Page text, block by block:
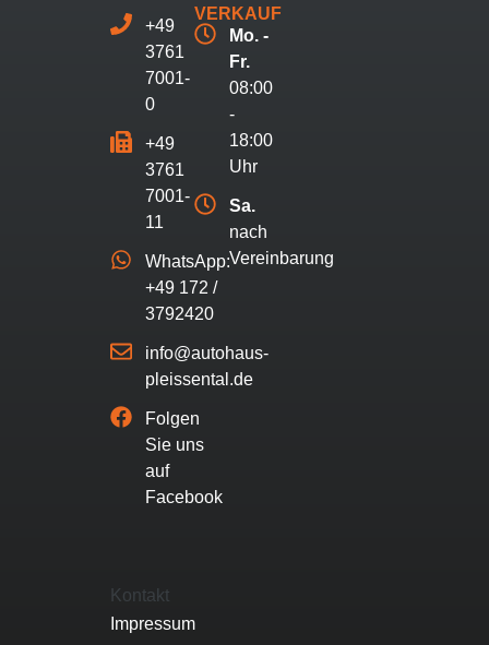
+49
3761
7001-
0
+49
3761
7001-
11
WhatsApp:
+49 172 /
3792420
info@autohaus-
pleissental.de
Folgen
Sie uns
auf
Facebook
Kontakt
Impressum
VERKAUF
Mo. -
Fr.
08:00
-
18:00
Uhr
Sa.
nach
Vereinbarung